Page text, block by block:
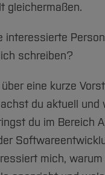
gleichermaßen.
interessierte
schreiben?
eine kurze
du aktuell und
du im Bereich
mich,